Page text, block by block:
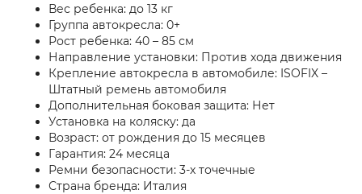
Вес ребенка: до 13 кг
Группа автокресла: 0+
Рост ребенка: 40 – 85 см
Направление установки: Против хода движения
Крепление автокресла в автомобиле: ISOFIX –
Штатный ремень автомобиля
Дополнительная боковая защита: Нет
Установка на коляску: да
Возраст: от рождения до 15 месяцев
Гарантия: 24 месяца
Ремни безопасности: 3-х точечные
Страна бренда: Италия